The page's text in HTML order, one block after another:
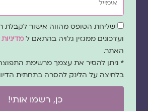
שדה
הסכמה
שליחת הטופס מהווה אישור לקבלת
ועדכונים ממגזין גלויה בהתאם ל
האתר.
* ניתן להסיר את עצמך מרשימת
בלחיצה על הלינק להסרה בתחתית
כן, רשמו אותי!